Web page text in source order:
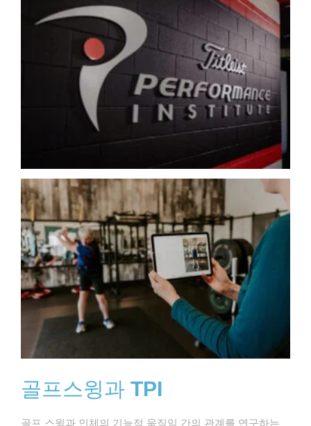
골프스윙과 TPI
골프 스윙과 인체의 기능적 움직임 간의 관계를 연구하는